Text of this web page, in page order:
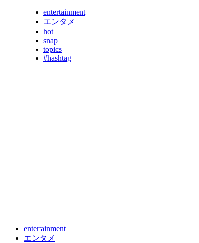
entertainment
エンタメ
hot
snap
topics
#hashtag
entertainment
エンタメ